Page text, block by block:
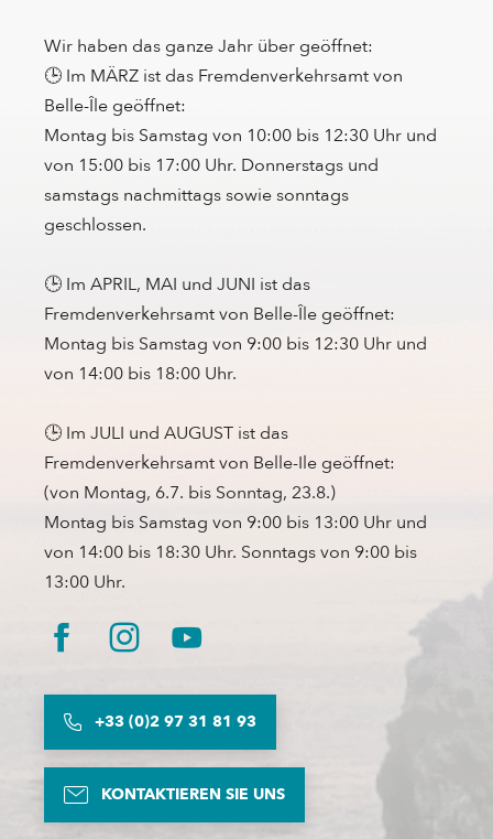
Wir haben das ganze Jahr über geöffnet:
🕒 Im MÄRZ ist das Fremdenverkehrsamt von
Belle-Île geöffnet:
Montag bis Samstag von 10:00 bis 12:30 Uhr und
von 15:00 bis 17:00 Uhr. Donnerstags und
samstags nachmittags sowie sonntags
geschlossen.
🕒 Im APRIL, MAI und JUNI ist das
Fremdenverkehrsamt von Belle-Île geöffnet:
Montag bis Samstag von 9:00 bis 12:30 Uhr und
von 14:00 bis 18:00 Uhr.
🕒 Im JULI und AUGUST ist das
Fremdenverkehrsamt von Belle-Ile geöffnet:
(von Montag, 6.7. bis Sonntag, 23.8.)
Montag bis Samstag von 9:00 bis 13:00 Uhr und
von 14:00 bis 18:30 Uhr. Sonntags von 9:00 bis
13:00 Uhr.
+33 (0)2 97 31 81 93
KONTAKTIEREN SIE UNS